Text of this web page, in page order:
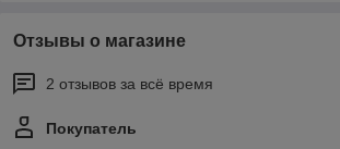
Отзывы о магазине
2 отзывов за всё время
Покупатель